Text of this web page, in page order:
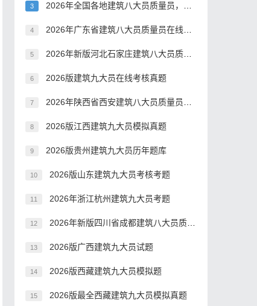
3 2026年全国各地建筑八大员质量员，有哪些题型？
4 2026年广东省建筑八大员质量员在线考试历年真题
5 2026年新版河北石家庄建筑八大员质量员题库
6 2026版建筑九大员在线考核真题
7 2026年陕西省西安建筑八大员质量员历年题库
8 2026版江西建筑九大员模拟真题
9 2026版贵州建筑九大员历年题库
10 2026版山东建筑九大员考核考题
11 2026年浙江杭州建筑九大员考题
12 2026年新版四川省成都建筑八大员质量员考试，考试题库答案推荐
13 2026版广西建筑九大员试题
14 2026版西藏建筑九大员模拟题
15 2026版最全西藏建筑九大员模拟真题